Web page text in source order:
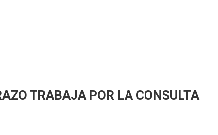
TRABAJA POR LA CONSULTA